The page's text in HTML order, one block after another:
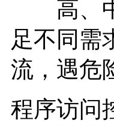
高、中
足不同需
流，遇危
程序访问